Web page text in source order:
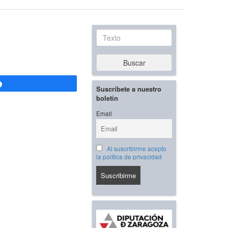
Texto
Buscar
Suscríbete a nuestro
boletín
Email
Al suscribirme acepto
la política de privacidad